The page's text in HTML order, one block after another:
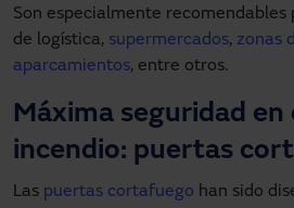
Son especialmente recomendables
de logística, supermercados, zonas
aparcamientos, entre otros.
Máxima seguridad en
incendio: puertas
Las puertas cortafuego han sido